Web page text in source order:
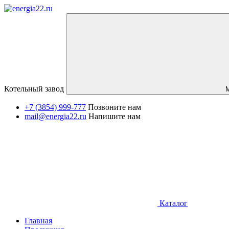
Котельный завод
+7 (3854) 999-777 Позвоните нам
mail@energia22.ru Напишите нам
Каталог
Главная